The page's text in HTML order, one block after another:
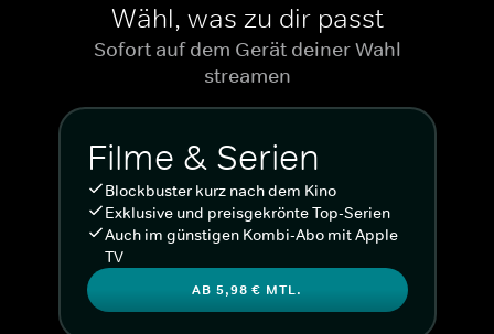
Wähl, was zu dir passt
Sofort auf dem Gerät deiner Wahl
streamen
Filme & Serien
Blockbuster kurz nach dem Kino
Exklusive und preisgekrönte Top-Serien
Auch im günstigen Kombi-Abo mit Apple
TV
AB 5,98 € MTL.